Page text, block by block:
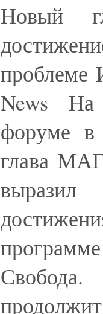
Новый
проблеме
News На
форуме
глава